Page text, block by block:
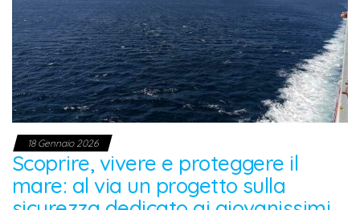
18 Gennaio 2026
Scoprire, vivere e proteggere il
mare: al via un progetto sulla